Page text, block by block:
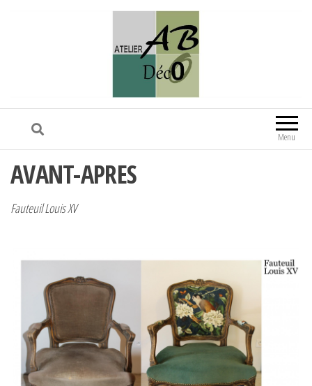
Menu
AVANT-APRES
Fauteuil Louis XV